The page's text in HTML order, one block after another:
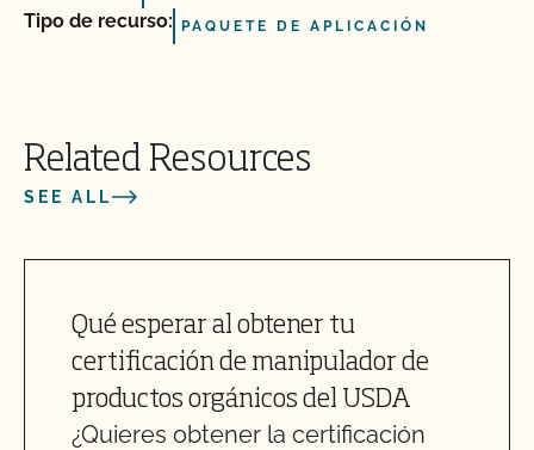
Tipo de recurso: PAQUETE DE APLICACIÓN
Related Resources
SEE ALL
Qué esperar al obtener tu
certificación de manipulador de
productos orgánicos del USDA
¿Quieres obtener la certificación